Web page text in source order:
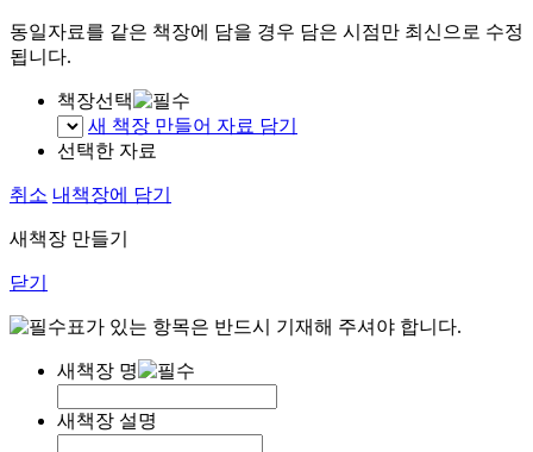
동일자료를 같은 책장에 담을 경우 담은 시점만 최신으로 수정
됩니다.
책장선택
새 책장 만들어 자료 담기
선택한 자료
취소 내책장에 담기
새책장 만들기
닫기
표가 있는 항목은 반드시 기재해 주셔야 합니다.
새책장 명
새책장 설명